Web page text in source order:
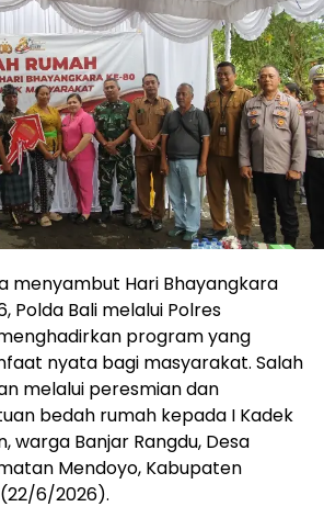
menyambut Hari Bhayangkara
Polda Bali melalui Polres
program yang
nyata bagi masyarakat. Salah
melalui peresmian dan
bedah rumah kepada I Kadek
warga Banjar Rangdu, Desa
Mendoyo, Kabupaten
6/2026).